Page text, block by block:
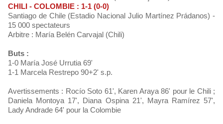
CHILI - COLOMBIE : 1-1 (0-0)
Santiago de Chile (Estadio Nacional Julio Martínez Prádanos) -
15 000 spectateurs
Arbitre : María Belén Carvajal (Chili)
Buts :
1-0 María José Urrutia 69'
1-1 Marcela Restrepo 90+2' s.p.
Avertissements : Rocío Soto 61', Karen Araya 86' pour le Chili ;
Daniela Montoya 17', Diana Ospina 21', Mayra Ramírez 57',
Lady Andrade 64' pour la Colombie